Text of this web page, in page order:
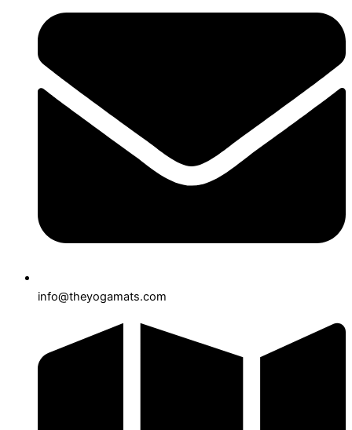
info@theyogamats.com